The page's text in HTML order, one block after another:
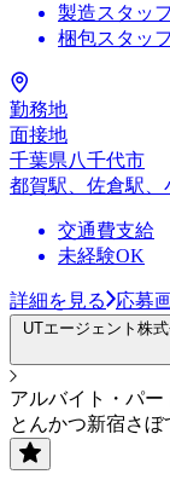
製造スタッフ
梱包スタッフ
勤務地
面接地
千葉県八千代市
都賀駅、佐倉駅、
交通費支給
未経験OK
詳細を見る 応募
UTエージェント株
アルバイト・パー
とんかつ新宿さぼ